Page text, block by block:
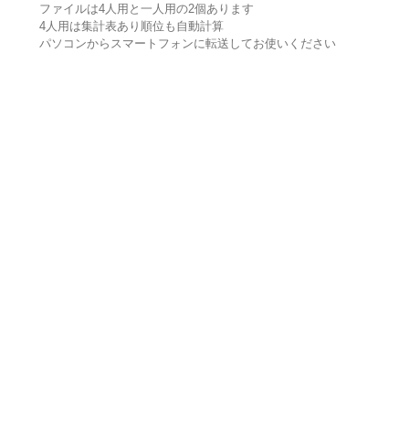
ファイルは4人用と一人用の2個あります
4人用は集計表あり順位も自動計算
パソコンからスマートフォンに転送してお使いください